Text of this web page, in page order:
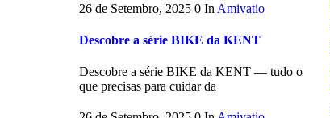
26 de Setembro, 2025 0 In Amivatio
Descobre a série BIKE da KENT
Descobre a série BIKE da KENT — tudo o
que precisas para cuidar da